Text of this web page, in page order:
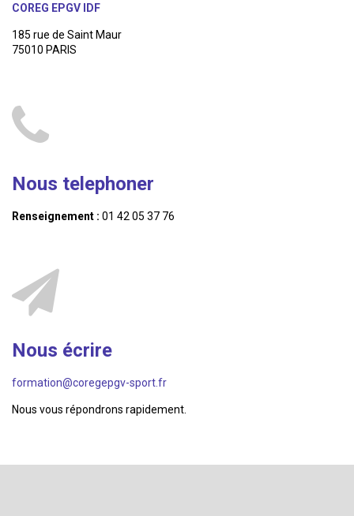
COREG EPGV IDF
185 rue de Saint Maur
75010 PARIS
Nous telephoner
Renseignement : 01 42 05 37 76
Nous écrire
formation@coregepgv-sport.fr
Nous vous répondrons rapidement.